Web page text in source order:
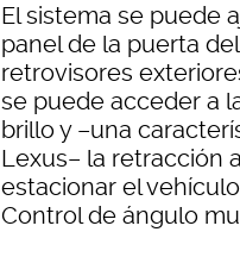
El sistema se puede
panel de la puerta
retrovisores
se puede acceder a
brillo y –una
Lexus– la retracción
estacionar el
Control de ángulo